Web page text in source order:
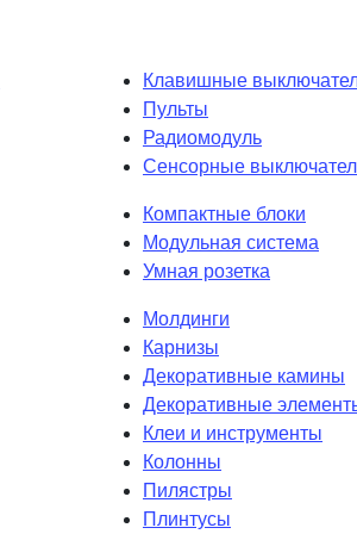
Клавишные
Пульты
Радиомодуль
Сенсорные
Компактные блоки
Модульная система
Умная розетка
Молдинги
Карнизы
Декоративные камины
Декоративные
Клеи и инструменты
Колонны
Пилястры
Плинтусы